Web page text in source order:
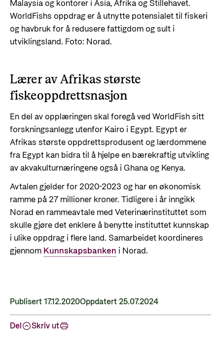
Malaysia og kontorer i Asia, Afrika og Stillehavet.
WorldFishs oppdrag er å utnytte potensialet til fiskeri
og havbruk for å redusere fattigdom og sult i
utviklingsland. Foto: Norad.
Lærer av Afrikas største
fiskeoppdrettsnasjon
En del av opplæringen skal foregå ved WorldFish sitt
forskningsanlegg utenfor Kairo i Egypt. Egypt er
Afrikas største oppdrettsprodusent og lærdommene
fra Egypt kan bidra til å hjelpe en bærekraftig utvikling
av akvakulturnæringene også i Ghana og Kenya.
Avtalen gjelder for 2020-2023 og har en økonomisk
ramme på 27 millioner kroner. Tidligere i år inngikk
Norad en rammeavtale med Veterinærinstituttet som
skulle gjøre det enklere å benytte instituttet kunnskap
i ulike oppdrag i flere land. Samarbeidet koordineres
gjennom Kunnskapsbanken i Norad.
Publisert 17.12.2020Oppdatert 25.07.2024
Del Skriv ut